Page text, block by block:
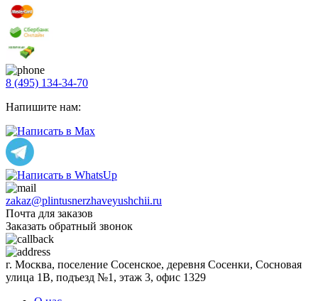
8 (495) 134-34-70
Напишите нам:
zakaz@plintusnerzhaveyushchii.ru
Почта для заказов
Заказать обратный звонок
г. Москва, поселение Сосенское, деревня Сосенки, Сосновая
улица 1В, подъезд №1, этаж 3, офис 1329